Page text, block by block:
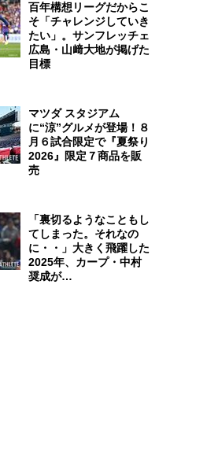
百年構想リーグだからこ
そ「チャレンジしていき
たい」。サンフレッチェ
広島・山﨑大地が掲げた
目標
マツダ スタジアム
に“涼”グルメが登場！８
月６試合限定で『夏祭り
2026』限定７商品を販
売
「裏切るようなこともし
てしまった。それなの
に・・」大きく飛躍した
2025年、カープ・中村
奨成が…